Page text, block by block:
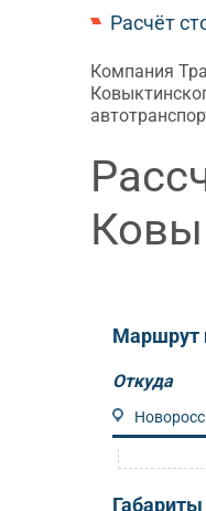
Расчёт
Компания
Маршрут
Откуда
Габариты